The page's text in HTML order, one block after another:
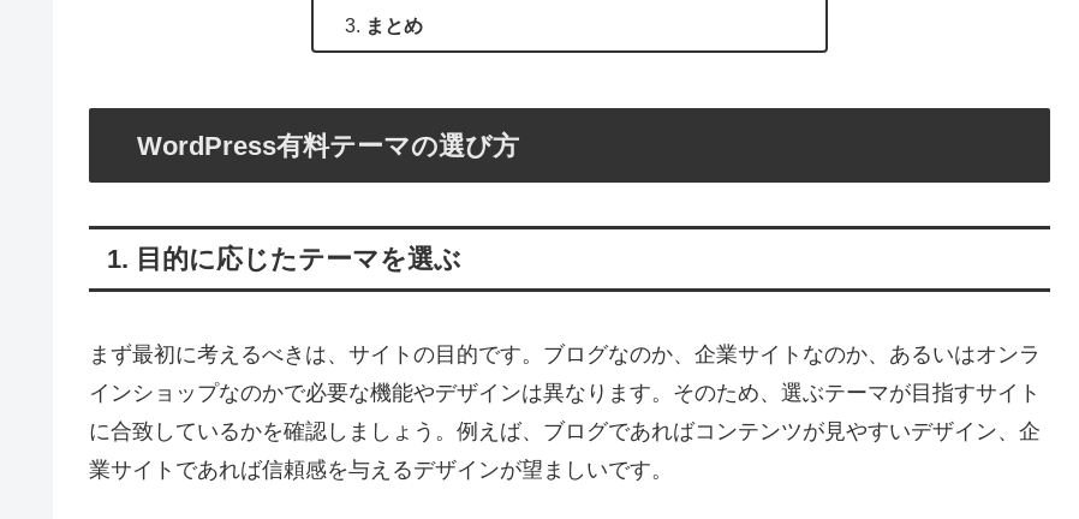
まとめ
WordPress有料テーマの選び方
1. 目的に応じたテーマを選ぶ
まず最初に考えるべきは、サイトの目的です。ブログなのか、企業サイトなのか、あるいはオンラ
インショップなのかで必要な機能やデザインは異なります。そのため、選ぶテーマが目指すサイト
に合致しているかを確認しましょう。例えば、ブログであればコンテンツが見やすいデザイン、企
業サイトであれば信頼感を与えるデザインが望ましいです。